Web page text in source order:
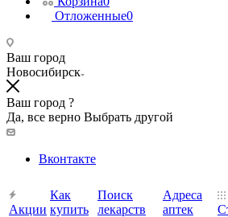
Отложенные0
Ваш город
Новосибирск
Ваш город ?
Да, все верно Выбрать другой
Вконтакте
Акции
Как
купить
Поиск
лекарств
Адреса
аптек